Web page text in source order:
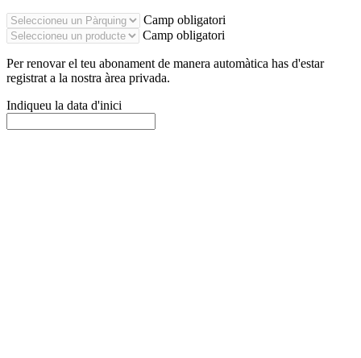
Camp obligatori
Camp obligatori
Per renovar el teu abonament de manera automàtica has d'estar
registrat a la nostra àrea privada.
Indiqueu la data d'inici